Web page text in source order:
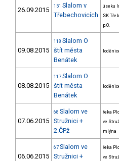
26.09.2015 151 Slalom v
Třebechovicích
úseku
SK
p.O.
09.08.2015
118 Slalom O
štít města
Benátek
08.08.2015
117 Slalom O
štít města
Benátek
07.06.2015
68 Slalom ve
Stružnici +
2.ČPž
řeka
ve
mlýna
06.06.2015
67 Slalom ve
Stružnici +
řeka
ve